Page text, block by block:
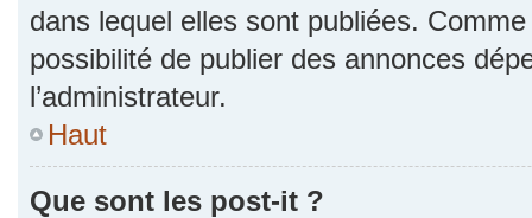
dans lequel elles sont publiées.
possibilité de publier des annonces
l’administrateur.
Haut
Que sont les post-it ?